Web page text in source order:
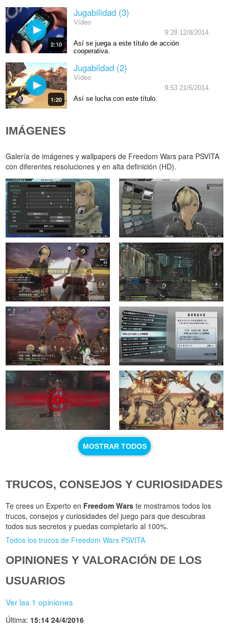
2:10
Jugabilidad (3)
Vídeo
9:28 12/8/2014
Así se juega a este título de acción
cooperativa.
1:20
Jugabildad (2)
Vídeo
9:53 21/6/2014
Así se lucha con este título.
IMÁGENES
Galería de imágenes y wallpapers de Freedom Wars para PSVITA
con diferentes resoluciones y en alta definición (HD).
MOSTRAR TODOS
TRUCOS, CONSEJOS Y CURIOSIDADES
Te crees un Experto en Freedom Wars te mostramos todos los
trucos, consejos y curiosidades del juego para que descubras
todos sus secretos y puedas completarlo al 100%.
Todos los trucos de Freedom Wars PSVITA
OPINIONES Y VALORACIÓN DE LOS
USUARIOS
Ver las 1 opiniones
Última: 15:14 24/4/2016